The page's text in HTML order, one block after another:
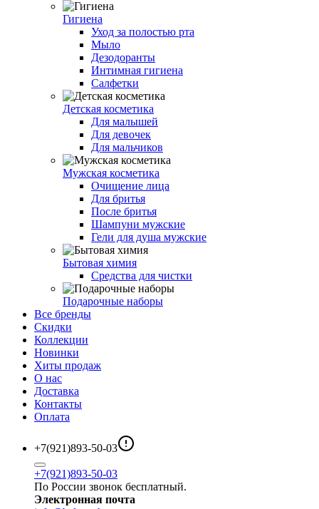
Гигиена
Уход за полостью рта
Мыло
Дезодоранты
Интимная гигиена
Салфетки
Детская косметика
Для малышей
Для девочек
Для мальчиков
Мужская косметика
Очищение лица
Для бритья
После бритья
Шампуни мужские
Гели для душа мужские
Бытовая химия
Средства для чистки
Подарочные наборы
Все бренды
Скидки
Коллекции
Новинки
Хиты продаж
О нас
Доставка
Контакты
Оплата
+7(921)893-50-03
+7(921)893-50-03
По России звонок бесплатный.
Электронная почта